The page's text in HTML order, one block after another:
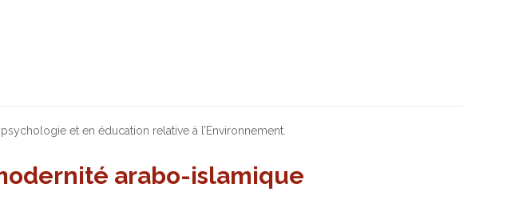
et en éducation relative à l’Environnement.
arabo-islamique